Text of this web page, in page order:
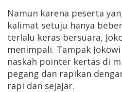
Namun karena peserta
kalimat setuju hanya
terlalu keras bersuara,
menimpali. Tampak
naskah pointer kertas di
pegang dan rapikan
rapi dan sejajar.